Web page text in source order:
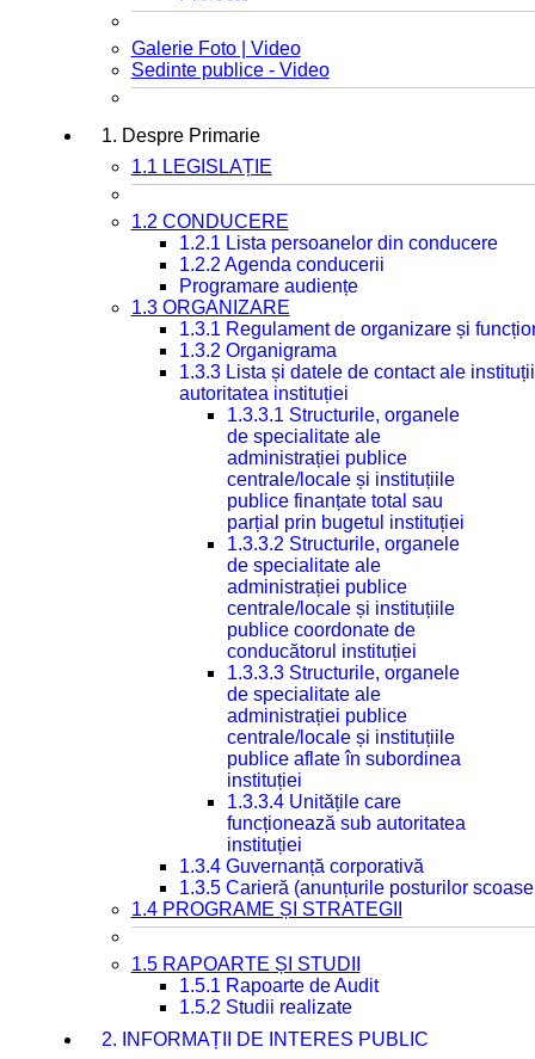
Galerie Foto | Video
Sedinte publice - Video
1. Despre Primarie
1.1 LEGISLAȚIE
1.2 CONDUCERE
1.2.1 Lista persoanelor din conducere
1.2.2 Agenda conducerii
Programare audiențe
1.3 ORGANIZARE
1.3.1 Regulament de organizare și
1.3.2 Organigrama
1.3.3 Lista și datele de contact ale
autoritatea instituției
1.3.3.1 Structurile, organele
de specialitate ale
administrației publice
centrale/locale și instituțiile
publice finanțate total sau
parțial prin bugetul instituției
1.3.3.2 Structurile, organele
de specialitate ale
administrației publice
centrale/locale și instituțiile
publice coordonate de
conducătorul instituției
1.3.3.3 Structurile, organele
de specialitate ale
administrației publice
centrale/locale și instituțiile
publice aflate în subordinea
instituției
1.3.3.4 Unitățile care
funcționează sub autoritatea
instituției
1.3.4 Guvernanță corporativă
1.3.5 Carieră (anunțurile posturilor
1.4 PROGRAME ȘI STRATEGII
1.5 RAPOARTE ȘI STUDII
1.5.1 Rapoarte de Audit
1.5.2 Studii realizate
2. INFORMAȚII DE INTERES PUBLIC